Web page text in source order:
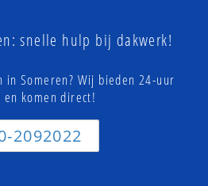
snelle hulp bij dakwerk!
in Someren? Wij bieden 24-uur
en komen direct!
2092022